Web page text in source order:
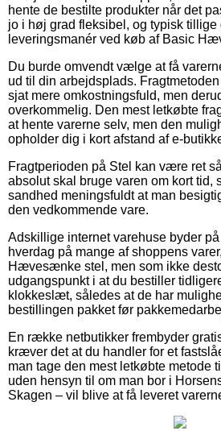
hente de bestilte produkter når det
jo i høj grad fleksibel, og typisk tillige
leveringsmanér ved køb af Basic
Du burde omvendt vælge at få
ud til din arbejdsplads.
sjat mere omkostningsfuld, men
overkommelig. Den mest letkøbte
at hente varerne selv, men den
opholder dig i kort afstand af e-
Fragtperioden på Stel kan være ret
absolut skal bruge varen om kort tid,
sandhed meningsfuldt at man
den vedkommende vare.
Adskillige internet varehuse byder
hverdag på mange af shoppens
Hævesænke stel, men som ikke
udgangspunkt i at du bestiller
klokkeslæt, således at de har
bestillingen pakket før
En række netbutikker frembyder
kræver det at du handler for et
man tage den mest letkøbte metode
uden hensyn til om man bor i
Skagen – vil blive at få leveret